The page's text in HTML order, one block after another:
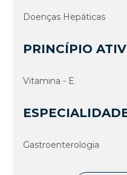
Doenças Hepáticas
PRINCÍPIO
Vitamina - E
Gastroenterologia